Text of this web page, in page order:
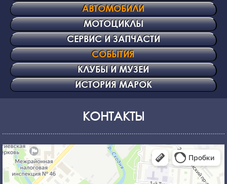
АВТОМОБИЛИ
МОТОЦИКЛЫ
СЕРВИС И ЗАПЧАСТИ
СОБЫТИЯ
КЛУБЫ И МУЗЕИ
ИСТОРИЯ МАРОК
КОНТАКТЫ